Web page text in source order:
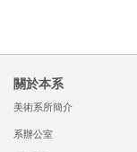
關於本系
美術系所簡介
系辦公室